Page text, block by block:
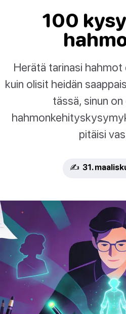
100
Herätä tarinasi
kuin olisit heidän
tässä, sinun
pitäisi
✍️ 31.